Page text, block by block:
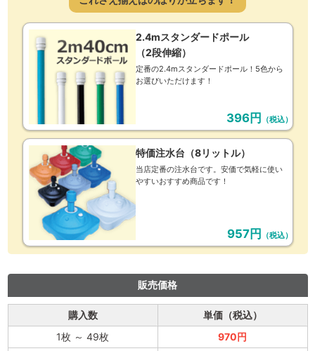
2.4mスタンダードポール
（2段伸縮）
定番の2.4mスタンダードポール！5色から
お選びいただけます！
396円 （税込）
特価注水台（8リットル）
当店定番の注水台です。安価で気軽に使い
やすいおすすめ商品です！
957円 （税込）
販売価格
購入数
単価（税込）
1枚 ～ 49枚
970円